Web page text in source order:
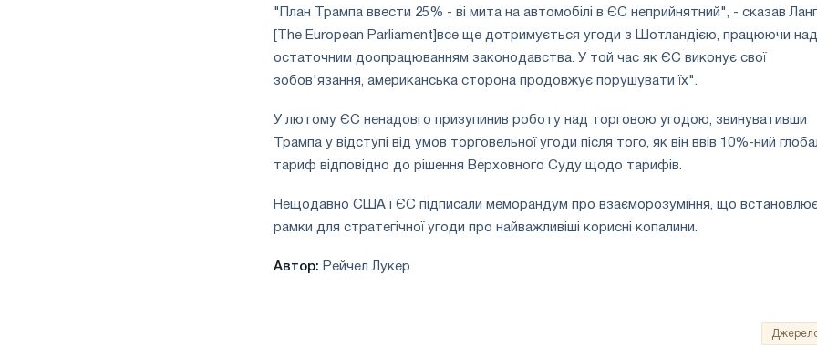
"План Трампа ввести 25% - ві мита на автомобілі в ЄС неприйнятний", - сказав
[The European Parliament]все ще дотримується угоди з Шотландією, працюючи над
остаточним доопрацюванням законодавства. У той час як ЄС виконує свої
зобов'язання, американська сторона продовжує порушувати їх".
У лютому ЄС ненадовго призупинив роботу над торговою угодою, звинувативши
Трампа у відступі від умов торговельної угоди після того, як він ввів 10%-ний
тариф відповідно до рішення Верховного Суду щодо тарифів.
Нещодавно США і ЄС підписали меморандум про взаєморозуміння, що
рамки для стратегічної угоди про найважливіші корисні копалини.
Автор: Рейчел Лукер